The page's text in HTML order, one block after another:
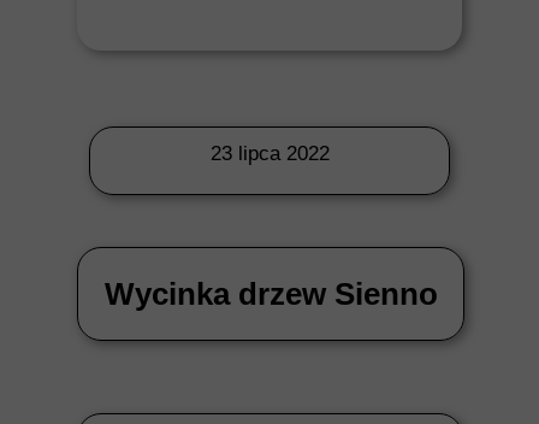
23 lipca 2022
Wycinka drzew Sienno